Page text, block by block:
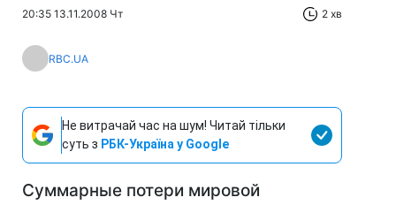
20:35 13.11.2008 Чт 2 хв
RBC.UA
Не витрачай час на шум! Читай тільки
суть з РБК-Україна у Google
Суммарные потери мировой